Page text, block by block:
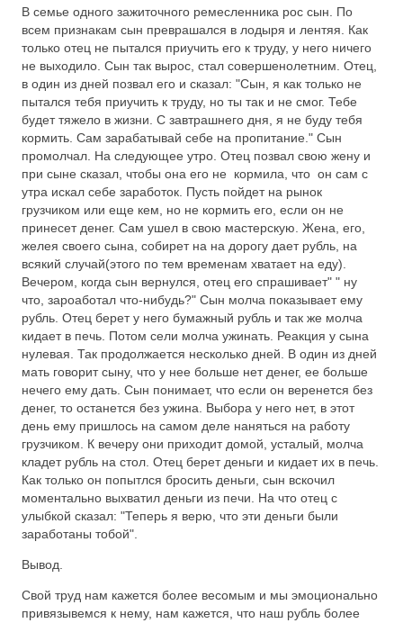
В семье одного зажиточного ремесленника рос сын. По
всем признакам сын преврашался в лодыря и лентяя. Как
только отец не пытался приучить его к труду, у него ничего
не выходило. Сын так вырос, стал совершенолетним. Отец,
в один из дней позвал его и сказал: "Сын, я как только не
пытался тебя приучить к труду, но ты так и не смог. Тебе
будет тяжело в жизни. С завтрашнего дня, я не буду тебя
кормить. Сам зарабатывай себе на пропитание." Сын
промолчал. На следующее утро. Отец позвал свою жену и
при сыне сказал, чтобы она его не кормила, что он сам с
утра искал себе заработок. Пусть пойдет на рынок
грузчиком или еще кем, но не кормить его, если он не
принесет денег. Сам ушел в свою мастерскую. Жена, его,
желея своего сына, собирет на на дорогу дает рубль, на
всякий случай(этого по тем временам хватает на еду).
Вечером, когда сын вернулся, отец его спрашивает" " ну
что, зароаботал что-нибудь?" Сын молча показывает ему
рубль. Отец берет у него бумажный рубль и так же молча
кидает в печь. Потом сели молча ужинать. Реакция у сына
нулевая. Так продолжается несколько дней. В один из дней
мать говорит сыну, что у нее больше нет денег, ее больше
нечего ему дать. Сын понимает, что если он веренется без
денег, то останется без ужина. Выбора у него нет, в этот
день ему пришлось на самом деле наняться на работу
грузчиком. К вечеру они приходит домой, усталый, молча
кладет рубль на стол. Отец берет деньги и кидает их в печь.
Как только он попытлся бросить деньги, сын вскочил
моментально выхватил деньги из печи. На что отец с
улыбкой сказал: "Теперь я верю, что эти деньги были
заработаны тобой".
Вывод.
Свой труд нам кажется более весомым и мы эмоционально
привязывемся к нему, нам кажется, что наш рубль более